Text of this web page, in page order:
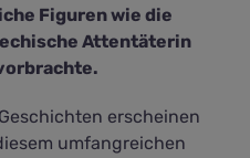
Figuren wie die
Attentäterin
erscheinen
umfangreichen